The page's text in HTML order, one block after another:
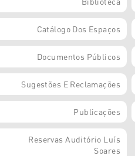
Catálogo Dos Espaços
Documentos Públicos
Sugestões E Reclamações
Publicações
Reservas Auditório Luís
Soares